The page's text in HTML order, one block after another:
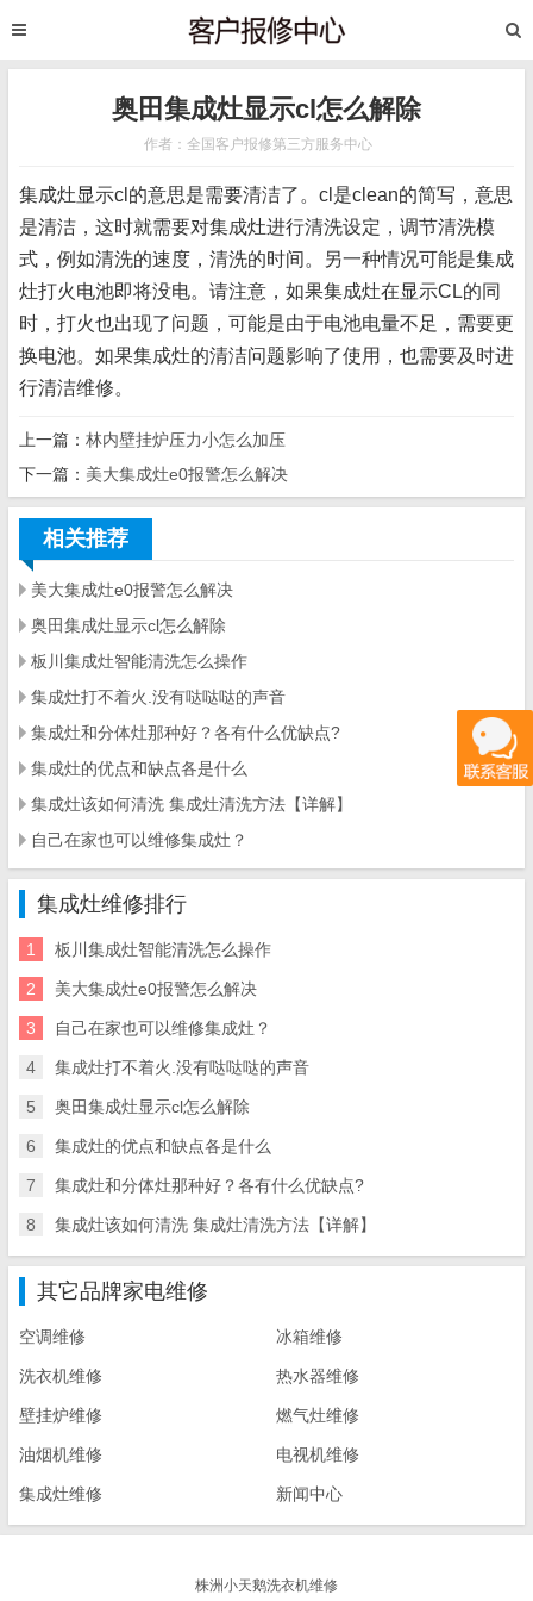
奥田集成灶显示cl怎么解除
作者：全国客户报修第三方服务中心
集成灶显示cl的意思是需要清洁了。cl是clean的简写，意思
是清洁，这时就需要对集成灶进行清洗设定，调节清洗模
式，例如清洗的速度，清洗的时间。另一种情况可能是集成
灶打火电池即将没电。请注意，如果集成灶在显示CL的同
时，打火也出现了问题，可能是由于电池电量不足，需要更
换电池。如果集成灶的清洁问题影响了使用，也需要及时进
行清洁维修。
上一篇： 林内壁挂炉压力小怎么加压
下一篇： 美大集成灶e0报警怎么解决
相关推荐
美大集成灶e0报警怎么解决
奥田集成灶显示cl怎么解除
板川集成灶智能清洗怎么操作
集成灶打不着火.没有哒哒哒的声音
集成灶和分体灶那种好？各有什么优缺点?
集成灶的优点和缺点各是什么
集成灶该如何清洗 集成灶清洗方法【详解】
自己在家也可以维修集成灶？
集成灶维修排行
1 板川集成灶智能清洗怎么操作
2 美大集成灶e0报警怎么解决
3 自己在家也可以维修集成灶？
4 集成灶打不着火.没有哒哒哒的声音
5 奥田集成灶显示cl怎么解除
6 集成灶的优点和缺点各是什么
7 集成灶和分体灶那种好？各有什么优缺点?
8 集成灶该如何清洗 集成灶清洗方法【详解】
其它品牌家电维修
空调维修 冰箱维修
洗衣机维修 热水器维修
壁挂炉维修 燃气灶维修
油烟机维修 电视机维修
集成灶维修 新闻中心
株洲小天鹅洗衣机维修